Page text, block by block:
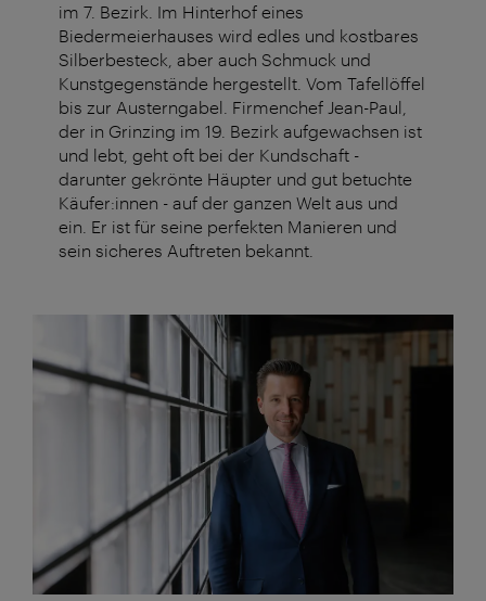
im 7. Bezirk. Im Hinterhof eines
Biedermeierhauses wird edles und kostbares
Silberbesteck, aber auch Schmuck und
Kunstgegenstände hergestellt. Vom Tafellöffel
bis zur Austerngabel. Firmenchef Jean-Paul,
der in Grinzing im 19. Bezirk aufgewachsen ist
und lebt, geht oft bei der Kundschaft -
darunter gekrönte Häupter und gut betuchte
Käufer:innen - auf der ganzen Welt aus und
ein. Er ist für seine perfekten Manieren und
sein sicheres Auftreten bekannt.